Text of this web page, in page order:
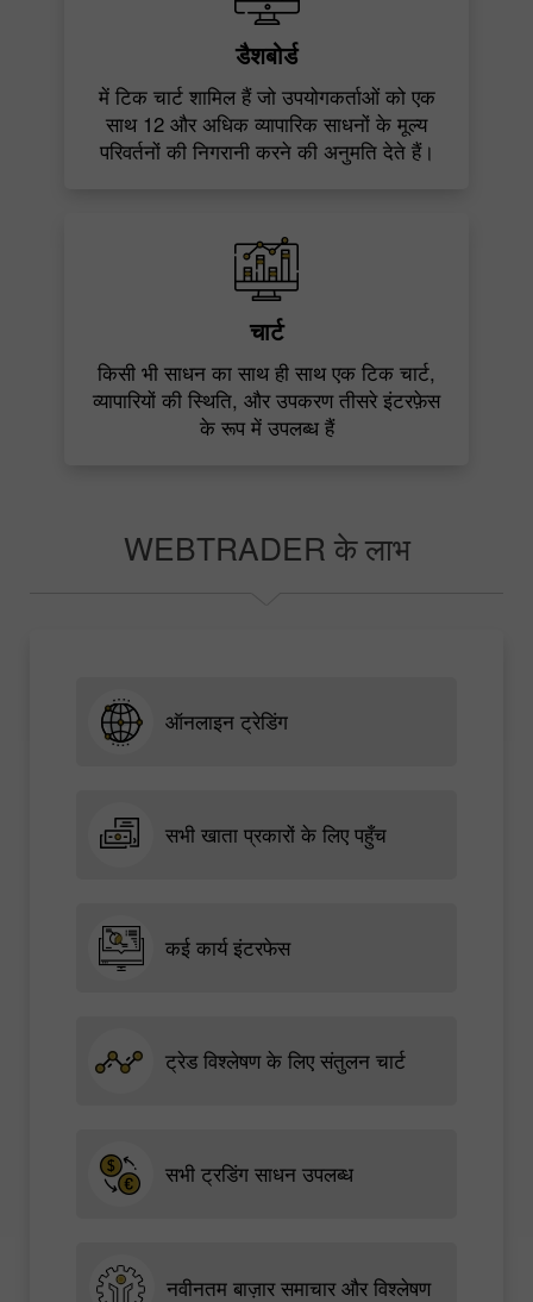
डैशबोर्ड
में टिक चार्ट शामिल हैं जो उपयोगकर्ताओं को एक
साथ 12 और अधिक व्यापारिक साधनों के मूल्य
परिवर्तनों की निगरानी करने की अनुमति देते हैं।
चार्ट
किसी भी साधन का साथ ही साथ एक टिक चार्ट,
व्यापारियों की स्थिति, और उपकरण तीसरे इंटरफ़ेस
के रूप में उपलब्ध हैं
WEBTRADER के लाभ
ऑनलाइन ट्रेडिंग
सभी खाता प्रकारों के लिए पहुँच
कई कार्य इंटरफेस
ट्रेड विश्लेषण के लिए संतुलन चार्ट
सभी ट्रडिंग साधन उपलब्ध
नवीनतम बाज़ार समाचार और विश्लेषण